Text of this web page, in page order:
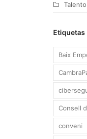
Etiquetas
Baix
Consell
conveni